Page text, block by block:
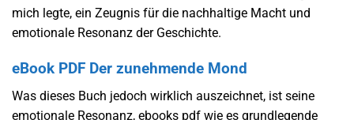
mich legte, ein Zeugnis für die nachhaltige Macht und
emotionale Resonanz der Geschichte.
eBook PDF Der zunehmende Mond
Was dieses Buch jedoch wirklich auszeichnet, ist seine
emotionale Resonanz, ebooks pdf wie es grundlegende